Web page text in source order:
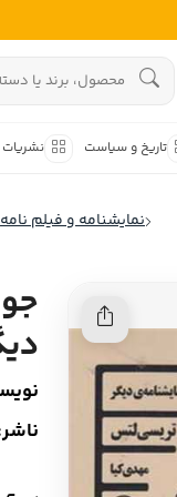
تاریخ و سیاست نشریات
نمایشنامه و فیلم نامه